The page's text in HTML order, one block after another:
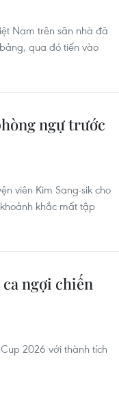
Nam trên sân nhà đã
qua đó tiến vào
ngự trước
viên Kim Sang-sik cho
khắc mất tập
ngợi chiến
2026 với thành tích